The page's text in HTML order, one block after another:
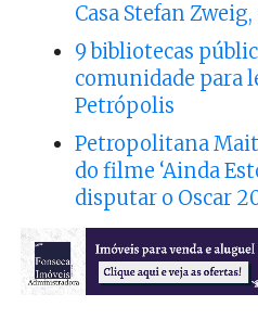
Casa Stefan
9 bibliotecas
comunidade para
Petrópolis
Petropolitana
do filme ‘Ainda
disputar o Oscar